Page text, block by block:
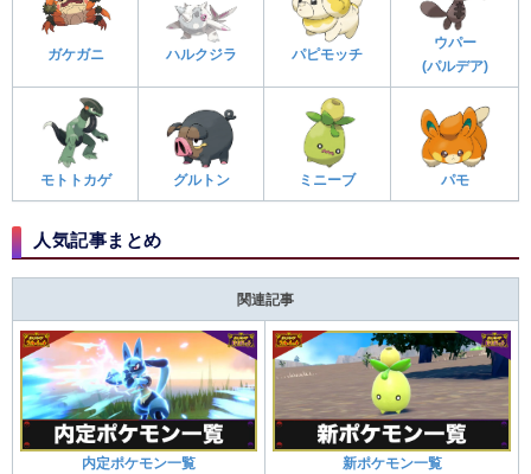
ガケガニ ハルクジラ パピモッチ
ウパー
(パルデア)
モトトカゲ グルトン ミニーブ パモ
人気記事まとめ
関連記事
内定ポケモン一覧 新ポケモン一覧